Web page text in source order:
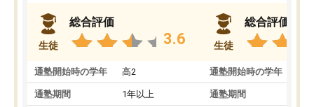
生徒
総合評価
3.6
通塾開始時の学年 高2
通塾期間 1年以上
生徒
総合評価
通塾開始時の学年
通塾期間